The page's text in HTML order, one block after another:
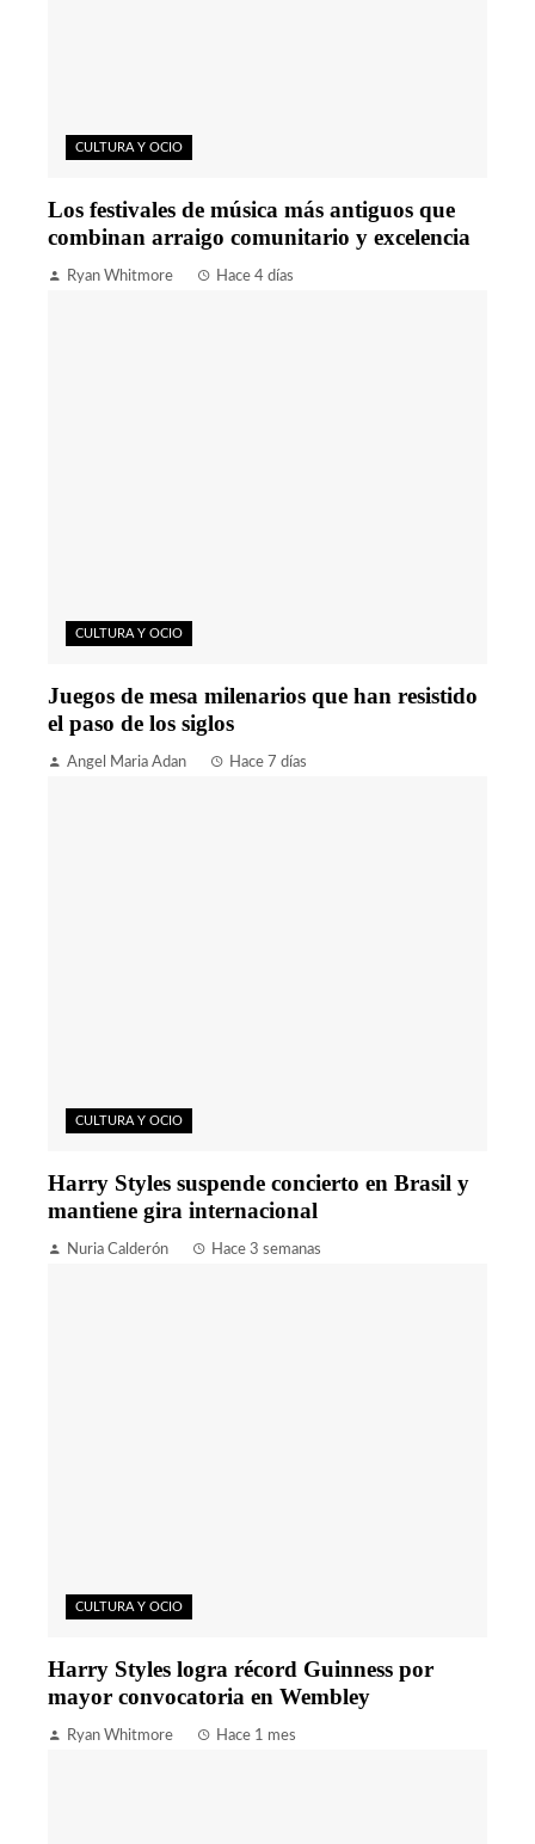
CULTURA Y OCIO
Los festivales de música más antiguos que
combinan arraigo comunitario y excelencia
Ryan Whitmore Hace 4 días
CULTURA Y OCIO
Juegos de mesa milenarios que han resistido
el paso de los siglos
Angel Maria Adan Hace 7 días
CULTURA Y OCIO
Harry Styles suspende concierto en Brasil y
mantiene gira internacional
Nuria Calderón Hace 3 semanas
CULTURA Y OCIO
Harry Styles logra récord Guinness por
mayor convocatoria en Wembley
Ryan Whitmore Hace 1 mes